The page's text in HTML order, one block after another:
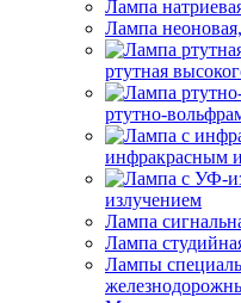
Лампа
Лампа
ртутная
ртутно-
инфракрасным
излучением
Лампа
Лампа
Лампы